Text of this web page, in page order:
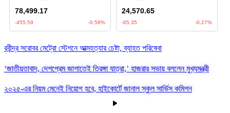
রবীন্দ্র সরোবর মেট্রো স্টেশনে আত্মহত্যার চেষ্টা, ব্যাহত পরিষেবা
‘জাতীয়তাবাদ, দেশপ্রেম জাগাতেই তিরঙ্গা যাত্রা,’ হাজরার সভায় বললেন মুখ্যমন্ত্রী
২০২৫-এর নিয়ম মেনেই নিয়োগ হবে, হাইকোর্টে জানাল স্কুল সার্ভিস কমিশন